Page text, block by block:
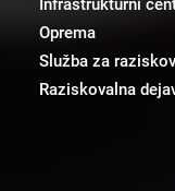
Infrastrukturni
Oprema
Služba za
Raziskovalna